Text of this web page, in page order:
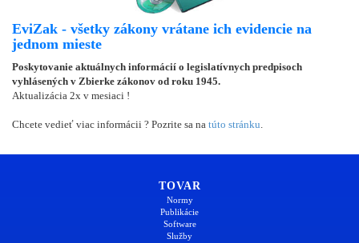
EviZak - všetky zákony vrátane ich evidencie na
jednom mieste
Poskytovanie aktuálnych informácií o legislatívnych predpisoch
vyhlásených v Zbierke zákonov od roku 1945.
Aktualizácia 2x v mesiaci !
Chcete vedieť viac informácii ? Pozrite sa na túto stránku
TOVAR
Normy
Publikácie
Software
Služby